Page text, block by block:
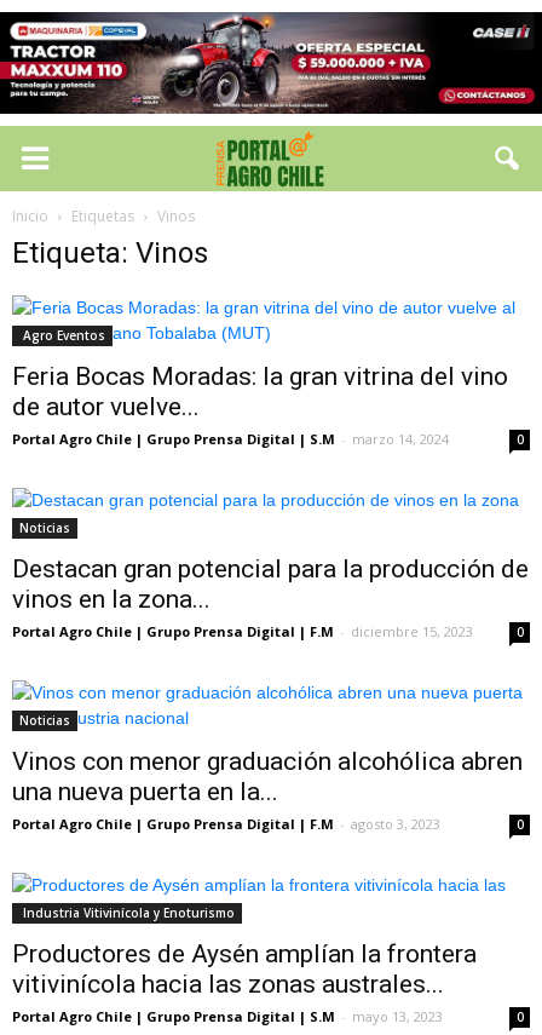
Inicio Etiquetas Vinos
Etiqueta: Vinos
Agro Eventos
Feria Bocas Moradas: la gran vitrina del vino
de autor vuelve...
Portal Agro Chile | Grupo Prensa Digital | S.M - marzo 14, 2024 0
Noticias
Destacan gran potencial para la producción de
vinos en la zona...
Portal Agro Chile | Grupo Prensa Digital | F.M - diciembre 15, 2023 0
Noticias
Vinos con menor graduación alcohólica abren
una nueva puerta en la...
Portal Agro Chile | Grupo Prensa Digital | F.M - agosto 3, 2023 0
Industria Vitivinícola y Enoturismo
Productores de Aysén amplían la frontera
vitivinícola hacia las zonas australes...
Portal Agro Chile | Grupo Prensa Digital | S.M - mayo 13, 2023 0